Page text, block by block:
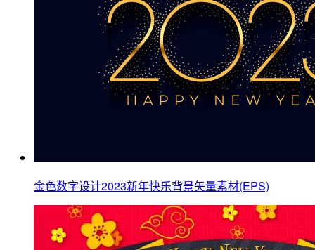
金色数字设计2023新年快乐背景矢量素材(EPS)